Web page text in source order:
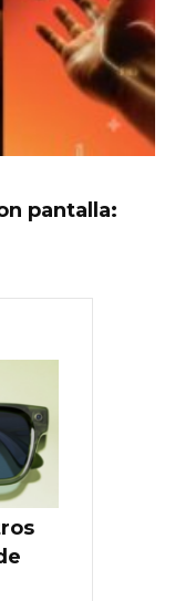
pantalla: